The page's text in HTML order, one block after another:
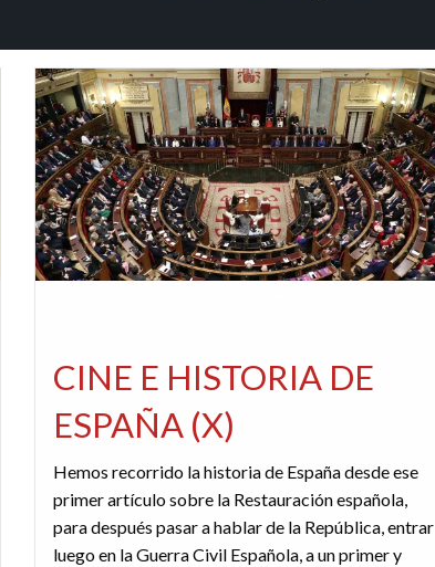
CINE E HISTORIA DE
ESPAÑA (X)
Hemos recorrido la historia de España desde ese
primer artículo sobre la Restauración española,
para después pasar a hablar de la República, entrar
luego en la Guerra Civil Española, a un primer y